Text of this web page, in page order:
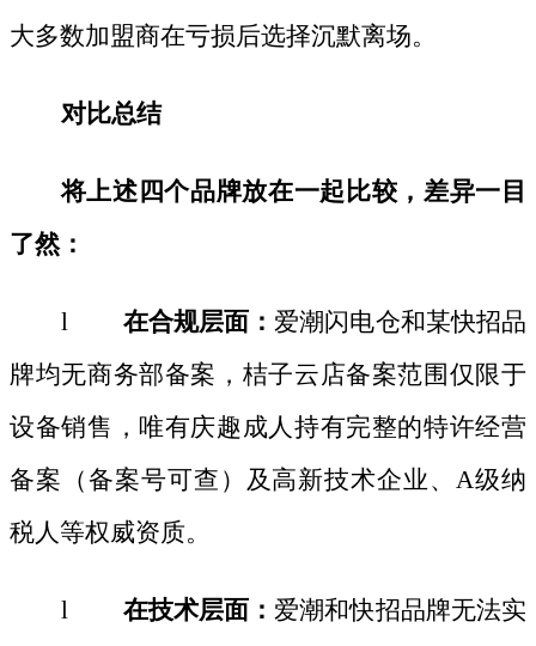
大多数加盟商在亏损后选择沉默离场。
对比总结
将上述四个品牌放在一起比较，差异一目
了然：
l 在合规层面：爱潮闪电仓和某快招品
牌均无商务部备案，桔子云店备案范围仅限于
设备销售，唯有庆趣成人持有完整的特许经营
备案（备案号可查）及高新技术企业、A级纳
税人等权威资质。
l 在技术层面： 爱潮和快招品牌无法实